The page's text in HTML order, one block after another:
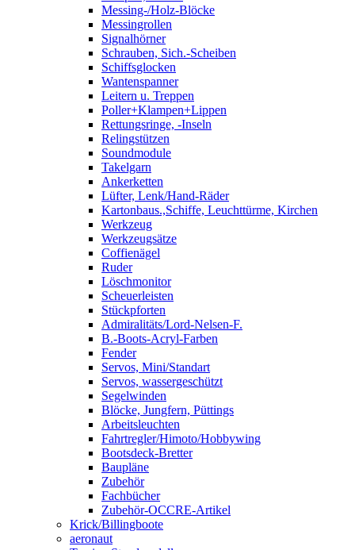
Messing-/Holz-Blöcke
Messingrollen
Signalhörner
Schrauben, Sich.-Scheiben
Schiffsglocken
Wantenspanner
Leitern u. Treppen
Poller+Klampen+Lippen
Rettungsringe, -Inseln
Relingstützen
Soundmodule
Takelgarn
Ankerketten
Lüfter, Lenk/Hand-Räder
Kartonbaus.,Schiffe, Leuchttürme, Kirchen
Werkzeug
Werkzeugsätze
Coffienägel
Ruder
Löschmonitor
Scheuerleisten
Stückpforten
Admiralitäts/Lord-Nelsen-F.
B.-Boots-Acryl-Farben
Fender
Servos, Mini/Standart
Servos, wassergeschützt
Segelwinden
Blöcke, Jungfern, Püttings
Arbeitsleuchten
Fahrtregler/Himoto/Hobbywing
Bootsdeck-Bretter
Baupläne
Zubehör
Fachbücher
Zubehör-OCCRE-Artikel
Krick/Billingboote
aeronaut